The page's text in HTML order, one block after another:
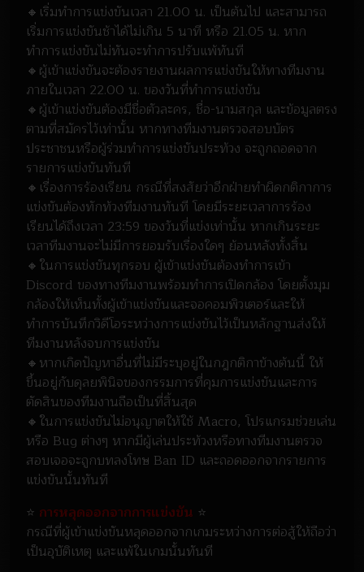
🔸เริ่มทำการแข่งขันเวลา 21.00 น. เป็นต้นไป และสามารถ
เริ่มการแข่งขันช้าได้ไม่เกิน 5 นาที หรือ 21.05 น. หาก
ทำการแข่งขันไม่ทันจะทำการปรับแพ้ทันที
🔸ผู้เข้าแข่งขันจะต้องรายงานผลการแข่งขันให้ทางทีมงาน
ภายในเวลา 22.00 น. ของวันที่ทำการแข่งขัน
🔸ผู้เข้าแข่งขันต้องมีชื่อตัวละคร, ชื่อ-นามสกุล และข้อมูลตรง
ตามที่สมัครไว้เท่านั้น หากทางทีมงานตรวจสอบบัตร
ประชาชนหรือผู้ร่วมทำการแข่งขันประท้วง จะถูกถอดจาก
รายการแข่งขันทันที
🔸เรื่องการร้องเรียน กรณีที่สงสัยว่าอีกฝ่ายทำผิดกติกาการ
แข่งขันต้องทักท้วงทีมงานทันที โดยมีระยะเวลาการร้อง
เรียนได้ถึงเวลา 23:59 ของวันที่แข่งเท่านั้น หากเกินระยะ
เวลาทีมงานจะไม่มีการยอมรับเรื่องใดๆ ย้อนหลังทั้งสิ้น
🔸ในการแข่งขันทุกรอบ ผู้เข้าแข่งขันต้องทำการเข้า
Discord ของทางทีมงานพร้อมทำการเปิดกล้อง โดยตั้งมุม
กล้องให้เห็นทั้งผู้เข้าแข่งขันและจอคอมพิวเตอร์และให้
ทำการบันทึกวิดีโอระหว่างการแข่งขันไว้เป็นหลักฐานส่งให้
ทีมงานหลังจบการแข่งขัน
🔸หากเกิดปัญหาอื่นที่ไม่มีระบุอยู่ในกฎกติกาข้างต้นนี้ ให้
ขึ้นอยู่กับดุลยพินิจของกรรมการที่คุมการแข่งขันและการ
ตัดสินของทีมงานถือเป็นที่สิ้นสุด
🔸ในการแข่งขันไม่อนุญาตให้ใช้ Macro, โปรแกรมช่วยเล่น
หรือ Bug ต่างๆ หากมีผู้เล่นประท้วงหรือทางทีมงานตรวจ
สอบเจอจะถูกบทลงโทษ Ban ID และถอดออกจากรายการ
แข่งขันนั้นทันที
⭐ การหลุดออกจากการแข่งขัน ⭐
กรณีที่ผู้เข้าแข่งขันหลุดออกจากเกมระหว่างการต่อสู้ให้ถือว่า
เป็นอุบัติเหตุ และแพ้ในเกมนั้นทันที